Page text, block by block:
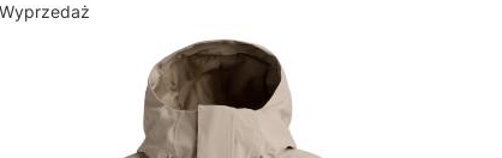
Wyprzedaż